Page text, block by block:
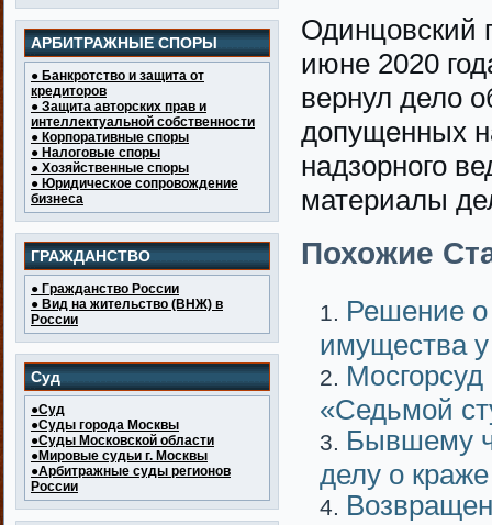
АРБИТРАЖНЫЕ СПОРЫ
● Банкротство и защита от
кредиторов
● Защита авторских прав и
интеллектуальной собственности
● Корпоративные споры
● Налоговые споры
● Хозяйственные споры
● Юридическое сопровождение
бизнеса
ГРАЖДАНСТВО
● Гражданство России
● Вид на жительство (ВНЖ) в
России
Суд
●Суд
●Суды города Москвы
●Суды Московской области
●Мировые судьи г. Москвы
●Арбитражные суды регионов
России
Одинцовский
июне 2020
вернул дело
допущенных
надзорного
материалы
Похожие
Решение о
имущества
«Седьмой
Бывшему
делу о